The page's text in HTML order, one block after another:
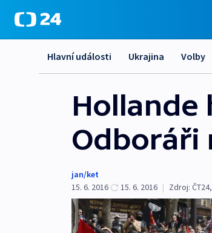
Hlavní události Ukrajina Volby
Hollande
Odboráři
jan/ket
15. 6. 2016
15. 6. 2016 | Zdroj: